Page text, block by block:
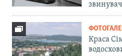
Краса